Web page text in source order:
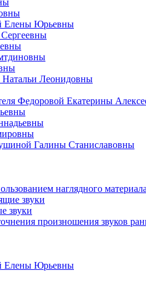
Елены Юрьевны
Натальи Леонидовны
Федоровой Екатерины
Галины Станиславовны
наглядного материала
звуки
звуки
произношения звуков
Елены Юрьевны